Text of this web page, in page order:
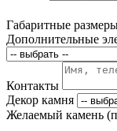
Габаритные
Дополнительные
Контакты
Декор камня
Желаемый камень